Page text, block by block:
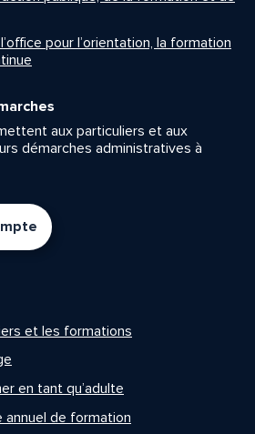
pour l’orientation, la formation
aux particuliers et aux
démarches administratives à
et les formations
en tant qu’adulte
annuel de formation